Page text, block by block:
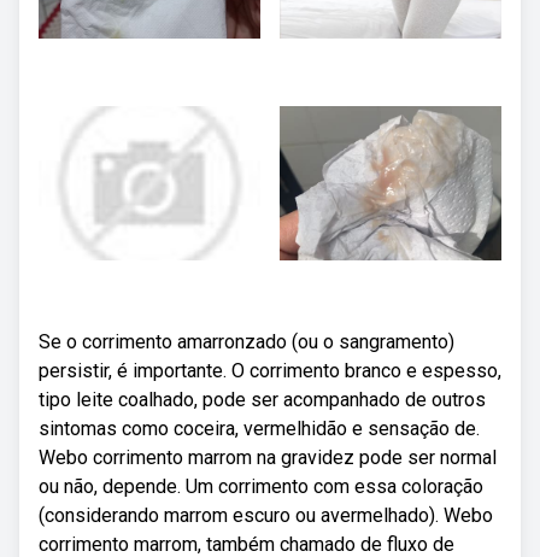
Se o corrimento amarronzado (ou o sangramento)
persistir, é importante. O corrimento branco e espesso,
tipo leite coalhado, pode ser acompanhado de outros
sintomas como coceira, vermelhidão e sensação de.
Webo corrimento marrom na gravidez pode ser normal
ou não, depende. Um corrimento com essa coloração
(considerando marrom escuro ou avermelhado). Webo
corrimento marrom, também chamado de fluxo de